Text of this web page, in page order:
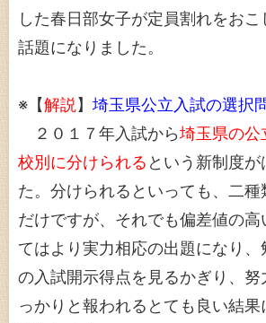
した春日部女子が定員割れをお
話題になりました。
※【解説】 埼玉県公立入試の選択
２０１７年入試から埼玉県の公
校別に分けられる という新制度が
た。分けられるといっても、二種
だけですが、それでも偏差値の高
てはより実力相応の出題になり、
の入試開示得点を見るかぎり、努
っかりと報われるとても良い結果